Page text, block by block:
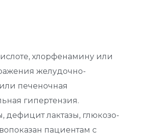
хлорфенамину или
желудочно-
печеночная
гипертензия.
дефицит лактазы, глюкозо-
пациентам с